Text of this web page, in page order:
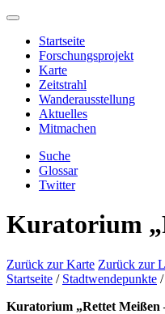
Startseite
Forschungsprojekt
Karte
Zeitstrahl
Wanderausstellung
Aktuelles
Mitmachen
Suche
Glossar
Twitter
Kuratorium
Zurück zur Karte Zurück zur
Startseite / Stadtwendepunkte /
Kuratorium „Rettet Meißen